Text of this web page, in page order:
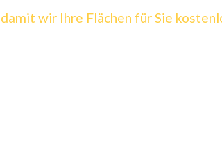
wir Ihre Flächen für Sie